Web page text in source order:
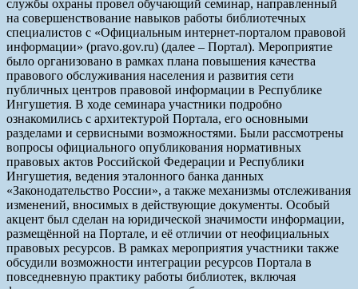
службы охраны провел обучающий семинар, направленный
на совершенствование навыков работы библиотечных
специалистов с «Официальным интернет-порталом правовой
информации» (pravo.gov.ru) (далее – Портал). Мероприятие
было организовано в рамках плана повышения качества
правового обслуживания населения и развития сети
публичных центров правовой информации в Республике
Ингушетия. В ходе семинара участники подробно
ознакомились с архитектурой Портала, его основными
разделами и сервисными возможностями. Были рассмотрены
вопросы официального опубликования нормативных
правовых актов Российской Федерации и Республики
Ингушетия, ведения эталонного банка данных
«Законодательство России», а также механизмы отслеживания
изменений, вносимых в действующие документы. Особый
акцент был сделан на юридической значимости информации,
размещённой на Портале, и её отличии от неофициальных
правовых ресурсов. В рамках мероприятия участники также
обсудили возможности интеграции ресурсов Портала в
повседневную практику работы библиотек, включая